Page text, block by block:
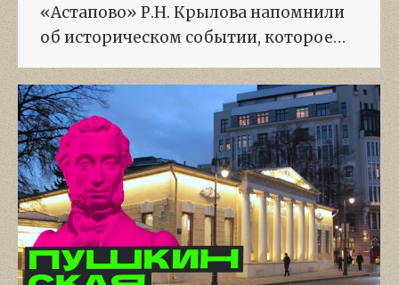
«Астапово» Р.Н. Крылова напомнили
об историческом событии, которое…